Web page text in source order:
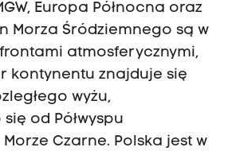
Europa Północna oraz
Morza Śródziemnego są w
atmosferycznymi,
kontynentu znajduje się
wyżu,
od Półwyspu
Czarne. Polska jest w